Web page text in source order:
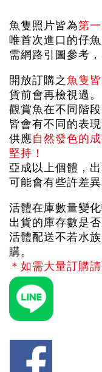
魚隻照片皆為第
唯首次進口的仔
需網路引圖參考
開放訂購之 魚隻
貨前會再檢視過。
觀賞魚在不同階
皆會有不同的表
供應自然發色的
堅持！
亞成以上個體，
可能會有些許差異
活體在庫數量變
出貨的庫存數是否
活體配送不若水
購。
＊如需大量訂購